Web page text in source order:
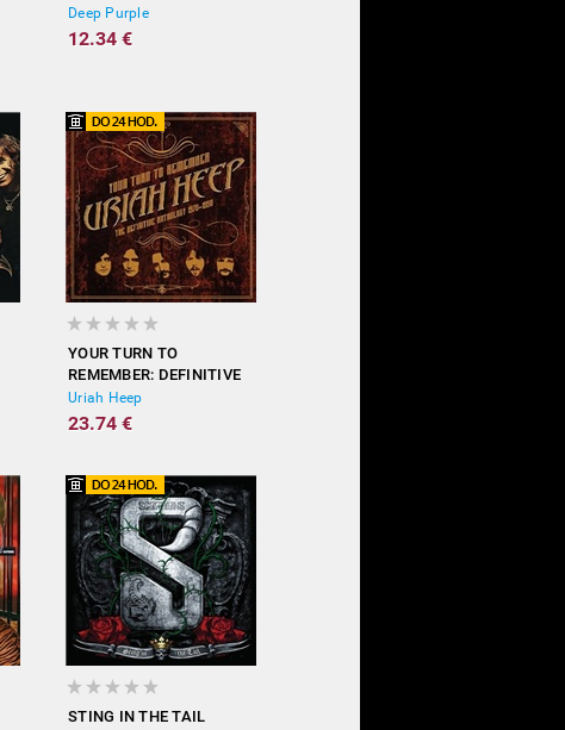
Deep Purple
12.34 €
YOUR TURN TO
REMEMBER: DEFINITIVE
ANTHOLOGY 1970-90
Uriah Heep
23.74 €
STING IN THE TAIL